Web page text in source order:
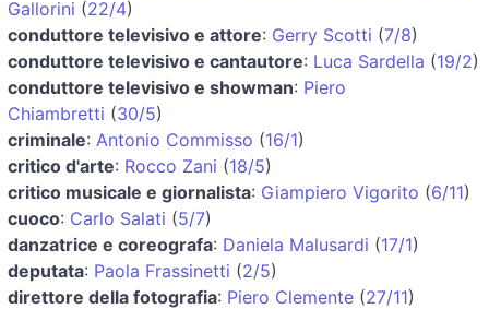
Gallorini (22/4)
conduttore televisivo e attore: Gerry Scotti (7/8)
conduttore televisivo e cantautore: Luca Sardella (19/2)
conduttore televisivo e showman: Piero
Chiambretti (30/5)
criminale: Antonio Commisso (16/1)
critico d'arte: Rocco Zani (18/5)
critico musicale e giornalista: Giampiero Vigorito (6/11)
cuoco: Carlo Salati (5/7)
danzatrice e coreografa: Daniela Malusardi (17/1)
deputata: Paola Frassinetti (2/5)
direttore della fotografia: Piero Clemente (27/11)